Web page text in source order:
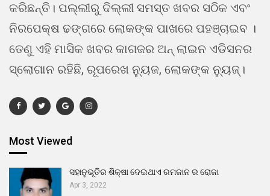
କରିଛନ୍ତି। ପଲ୍ଲୀରୁ ଦିଲ୍ଲୀ ସମସ୍ତ ଖବର ସଠିକ ଏବଂ
ନିରପେକ୍ଷ ଢଙ୍ଗରେ ଲୋକଙ୍କ ପାଖରେ ପହଞ୍ଚାଇବ ।
ତେଣୁ ଏହି ମାସିକ ଖବର କାଗଜର ଅନ୍ ଲାଇନ ଏଡିସନର
ସ୍ଲୋଗାନ ରହିଛି, ରୂପରେଖ ନ୍ୟୁଜ, ଲୋକଙ୍କ ନ୍ୟୁଜ୍।
Most Viewed
ସହାନୁଭୂତିର ଶିକ୍ଷା ଦେଇଥାଏ ରମଜାନ ର ରୋଜା
Apr 3, 2022